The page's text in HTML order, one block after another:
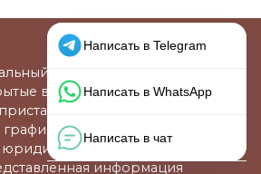
информационный сайт,
выверенные данные о
официальные сайты,
работы, схемы проезда,
юридические фирмы. В
информация